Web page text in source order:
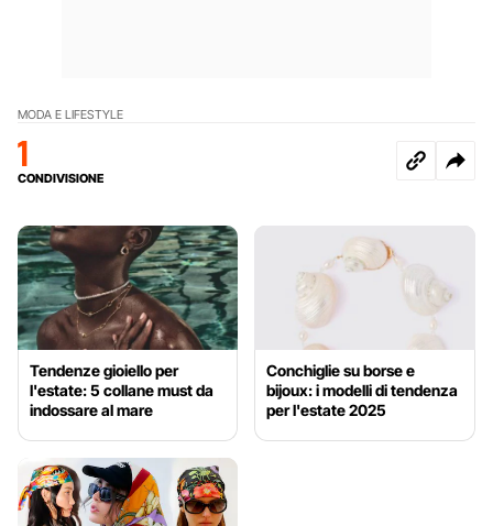
MODA E LIFESTYLE
1
CONDIVISIONE
Tendenze gioiello per
l'estate: 5 collane must da
indossare al mare
Conchiglie su borse e
bijoux: i modelli di tendenza
per l'estate 2025